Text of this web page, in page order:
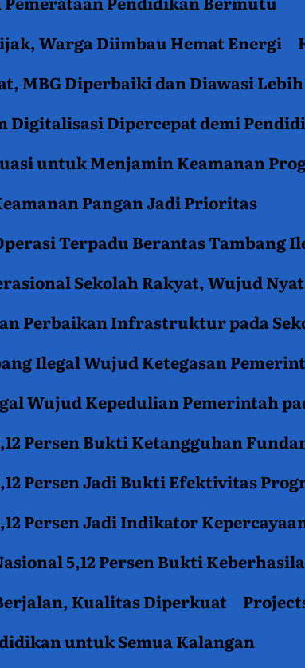
Warga Diimbau Hemat Energi
MBG Diperbaiki dan Diawasi
Digitalisasi Dipercepat demi
untuk Menjamin Keamanan
Pangan Jadi Prioritas
Terpadu Berantas Tambang
Sekolah Rakyat, Wujud
Perbaikan Infrastruktur pada
Ilegal Wujud Ketegasan
Wujud Kepedulian Pemerintah
Persen Bukti Ketangguhan
Persen Jadi Bukti Efektivitas
Persen Jadi Indikator
5,12 Persen Bukti
Kualitas Diperkuat
untuk Semua Kalangan